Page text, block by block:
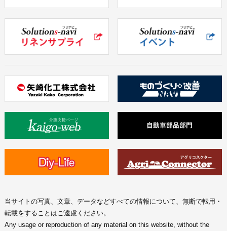
当サイトの写真、文章、データなどすべての情報について、無断で転用・
転載をすることはご遠慮ください。
Any usage or reproduction of any material on this website, without the